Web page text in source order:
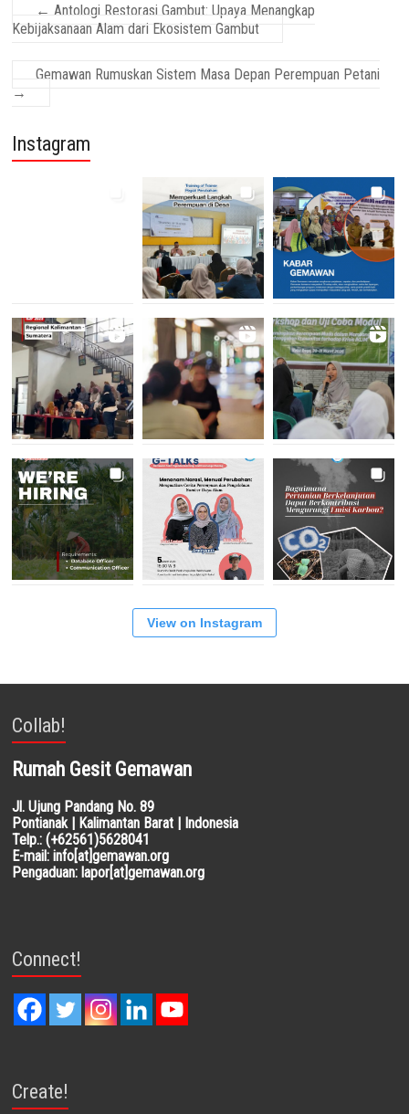
← Antologi Restorasi Gambut: Upaya Menangkap
Kebijaksanaan Alam dari Ekosistem Gambut
Gemawan Rumuskan Sistem Masa Depan Perempuan Petani
→
Instagram
View on Instagram
Collab!
Rumah Gesit Gemawan
Jl. Ujung Pandang No. 89
Pontianak | Kalimantan Barat | Indonesia
Telp.: (+62561)5628041
E-mail: info[at]gemawan.org
Pengaduan: lapor[at]gemawan.org
Connect!
Create!